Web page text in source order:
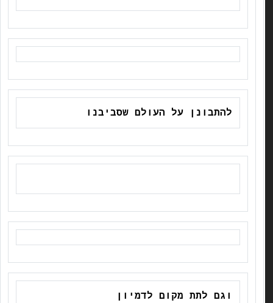
להתבונן על העולם שסביבנו
וגם לתת מקום לדמיון